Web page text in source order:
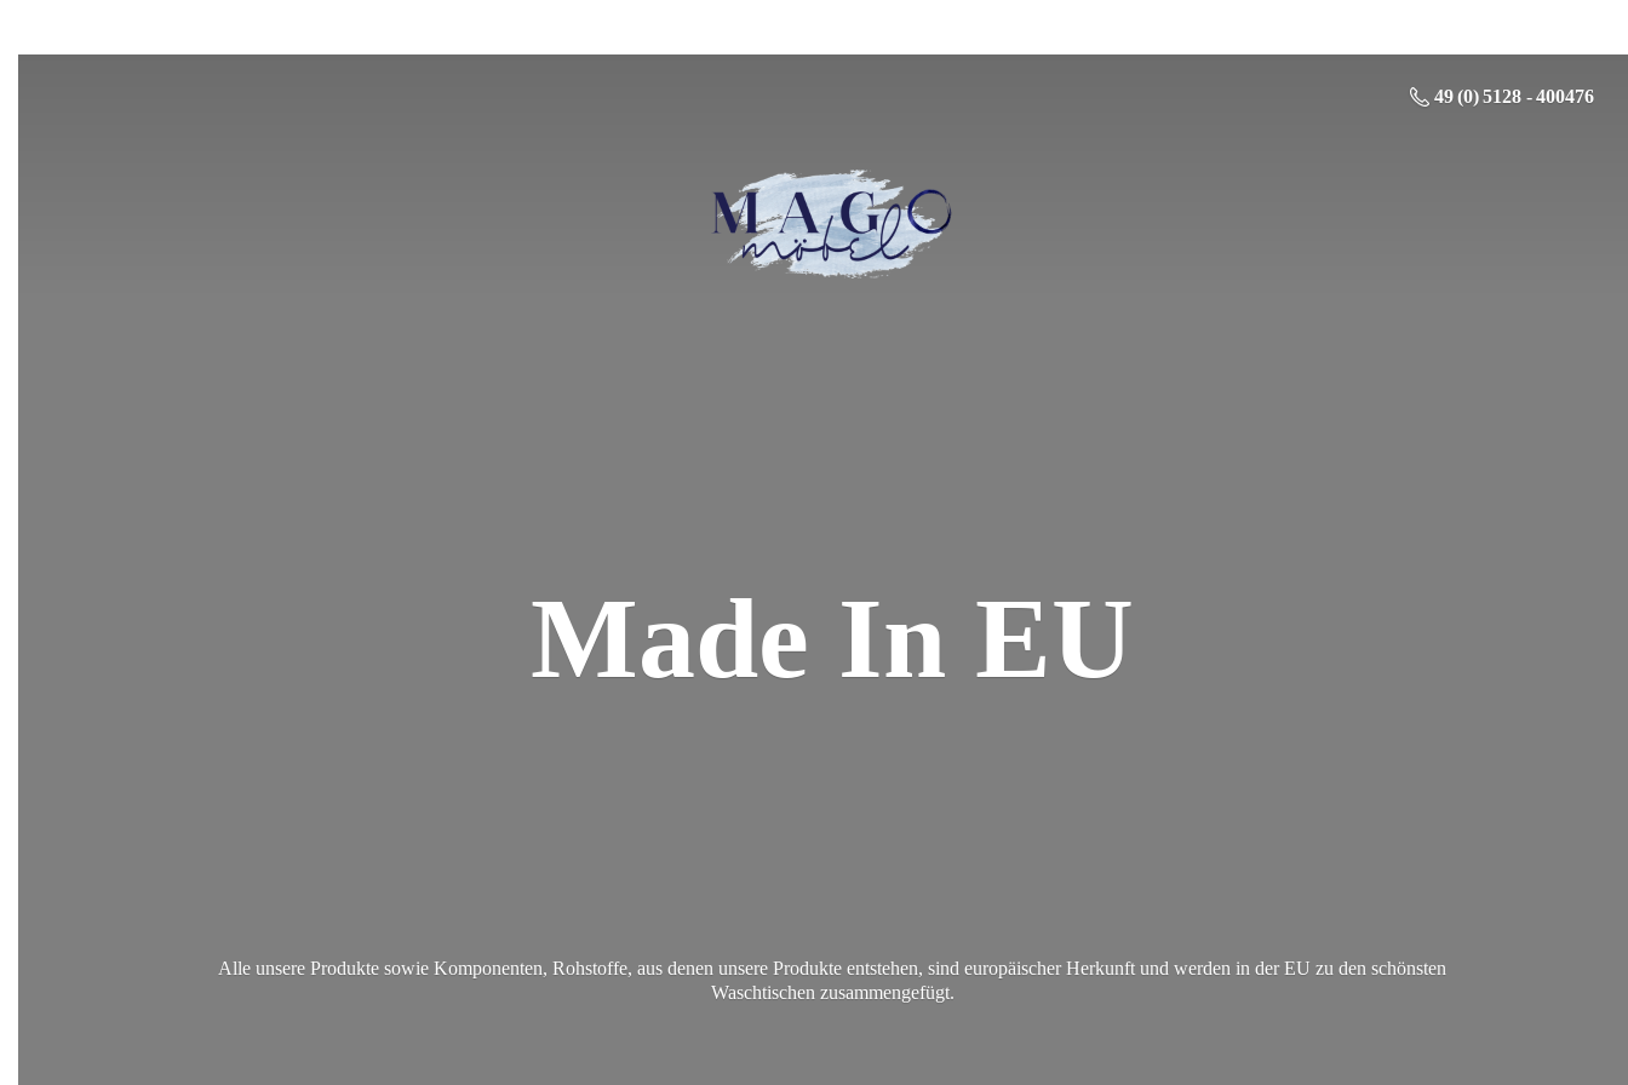
49 (0) 5128 - 400476
Made In EU
Alle unsere Produkte sowie Komponenten, Rohstoffe, aus denen unsere Produkte entstehen, sind europäischer Herkunft und werden in der EU zu den schönsten
Waschtischen zusammengefügt.